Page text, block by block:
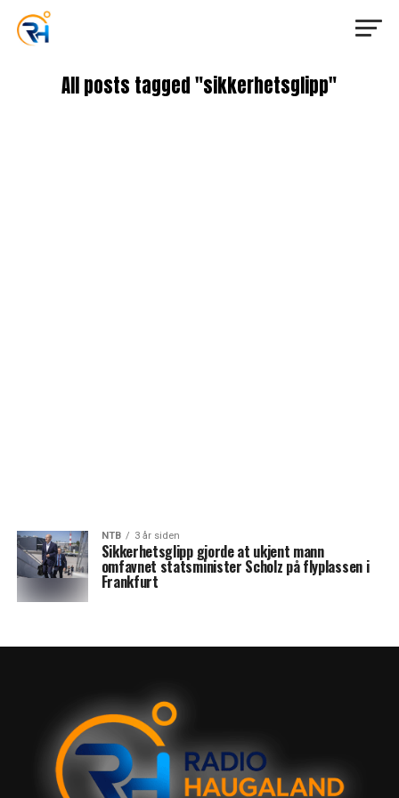
All posts tagged "sikkerhetsglipp"
NTB 3 år siden
Sikkerhetsglipp gjorde at ukjent mann
omfavnet statsminister Scholz på flyplassen i
Frankfurt